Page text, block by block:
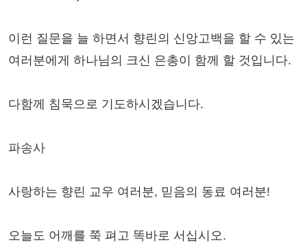
이런 질문을 늘 하면서 향린의 신앙고백을 할 수 있는
여러분에게 하나님의 크신 은총이 함께 할 것입니다.
다함께 침묵으로 기도하시겠습니다.
파송사
사랑하는 향린 교우 여러분, 믿음의 동료 여러분!
오늘도 어깨를 쭉 펴고 똑바로 서십시오.